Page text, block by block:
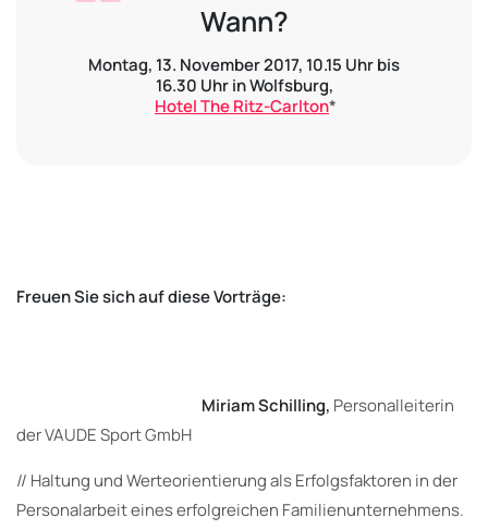
Wann?
Montag, 13. November 2017, 10.15 Uhr bis
16.30 Uhr in Wolfsburg,
Hotel The Ritz-Carlton*
Freuen Sie sich auf diese Vorträge:
Miriam Schilling, Personalleiterin
der VAUDE Sport GmbH
// Haltung und Werteorientierung als Erfolgsfaktoren in der
Personalarbeit eines erfolgreichen Familienunternehmens.